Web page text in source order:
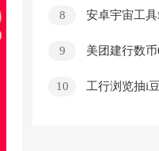
8
安卓宇宙工
9
美团建行数
10 工行浏览抽i